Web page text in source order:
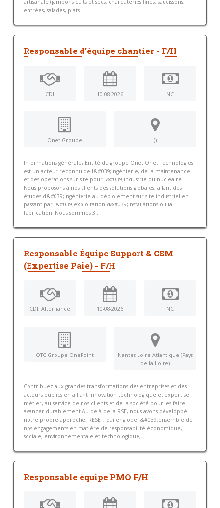
artisanale (jambons cuits et secs, charcuteries fines, saucissons,
entrées, salades, plats...
Responsable d'équipe chantier - F/H
CDI 10-08-2026 NC
Onet Groupe ()
Informations générales Entité du groupe Onet Onet Technologies
est un acteur reconnu de l&#039;ingénierie, de la maintenance
et des opérations sur site pour l&#039;industrie du nucléaire.
Nous proposons à nos clients des solutions globales, allant des
études d&#039;ingénierie au déploiement sur site industriel en
passant par l&#039;exploitation d&#039;installations ou la
fabrication. Nous sommes 3...
Responsable Équipe Support & CSM
(Expertise Paie) - F/H
CDI, Alternance 10-08-2026 NC
OTC Groupe OnePoint
Nantes Loire-Atlantique (Pays
de la Loire)
Contribuez aux grandes transformations des entreprises et des
acteurs publics en alliant innovation technologique et expertise
métier, au service de nos clients et de la société pour les faire
avancer durablement.Au-delà de la RSE, nous avons développé
notre propre approche, RESET, qui englobe l&#039;ensemble de
nos engagements en matière de responsabilité économique,
sociale, environnementale et technologique,...
Responsable équipe PMO F/H